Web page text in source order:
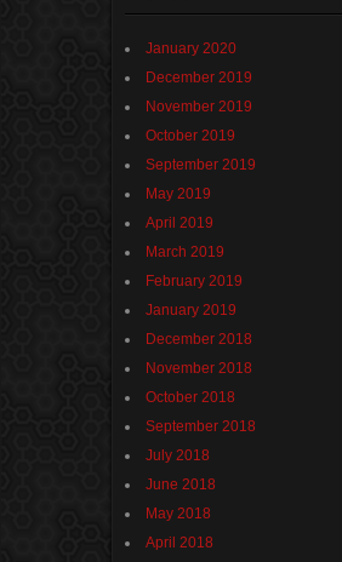
January 2020
December 2019
November 2019
October 2019
September 2019
May 2019
April 2019
March 2019
February 2019
January 2019
December 2018
November 2018
October 2018
September 2018
July 2018
June 2018
May 2018
April 2018